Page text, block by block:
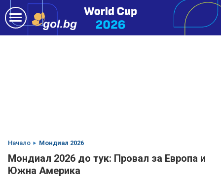
Начало Мондиал 2026
Мондиал 2026 до тук: Провал за Европа и
Южна Америка